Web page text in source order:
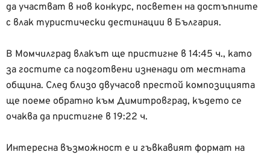
да участват в нов конкурс, посветен на достъпните
с влак туристически дестинации в България.
В Момчилград влакът ще пристигне в 14:45 ч., като
за гостите са подготвени изненади от местната
община. След близо двучасов престой композицията
ще поеме обратно към Димитровград, където се
очаква да пристигне в 19:22 ч.
Интересна възможност е и гъвкавият формат на